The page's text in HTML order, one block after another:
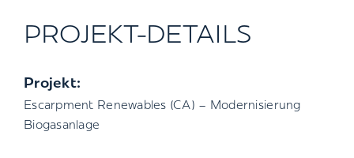
PROJEKT-DETAILS
Projekt:
Escarpment Renewables (CA) – Modernisierung
Biogasanlage